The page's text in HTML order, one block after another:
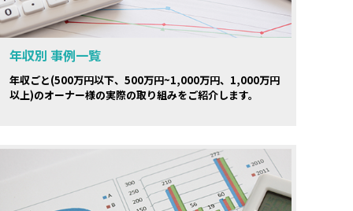
年収別 事例一覧
年収ごと(500万円以下、500万円~1,000万円、1,000万円
以上)のオーナー様の実際の取り組みをご紹介します。